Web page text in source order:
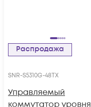
Распродажа
SNR-S5310G-48TX
Управляемый
коммутатор уровня